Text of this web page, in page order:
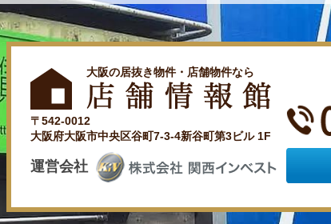
大阪の居抜き物件・店舗物件なら
〒542-0012
大阪府大阪市中央区谷町7-3-4新谷町第3ビル 1F
運営会社